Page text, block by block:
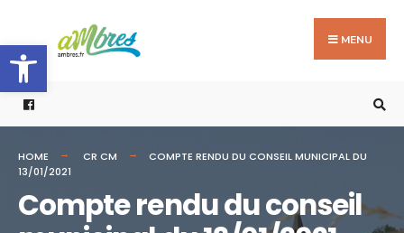
Ouvrir la barre d’outils
to
content
MENU
HOME CR CM
COMPTE RENDU DU CONSEIL MUNICIPAL DU
13/01/2021
Compte rendu du conseil
for: